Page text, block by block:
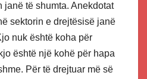
janë të shumta. Anekdotat
sektorin e drejtësisë janë
nuk është koha për
është një kohë për hapa
Për të drejtuar më së